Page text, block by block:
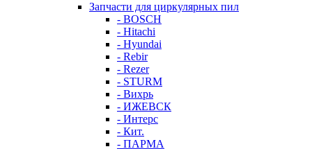
Запчасти для циркулярных пил
- BOSCH
- Hitachi
- Hyundai
- Rebir
- Rezer
- STURM
- Вихрь
- ИЖЕВСК
- Интерс
- Кит.
- ПАРМА